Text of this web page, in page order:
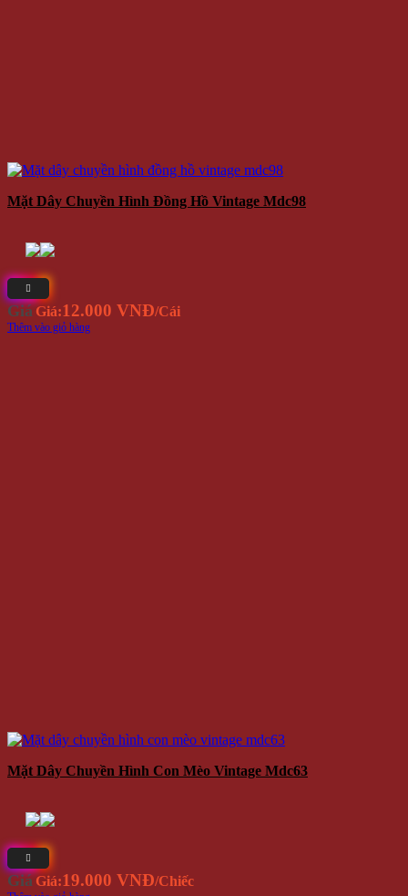
Mặt Dây Chuyền Hình Đồng Hồ Vintage Mdc98
Giá Giá:12.000 VNĐ/Cái
Thêm vào giỏ hàng
Mặt Dây Chuyền Hình Con Mèo Vintage Mdc63
Giá Giá:19.000 VNĐ/Chiếc